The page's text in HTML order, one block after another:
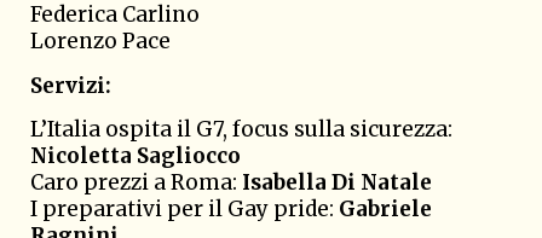
Federica Carlino
Lorenzo Pace
Servizi:
L’Italia ospita il G7, focus sulla sicurezza:
Nicoletta Sagliocco
Caro prezzi a Roma: Isabella Di Natale
I preparativi per il Gay pride: Gabriele